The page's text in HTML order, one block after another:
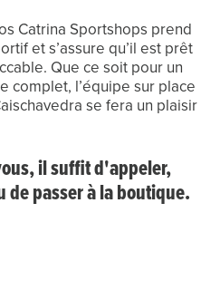
Catrina Sportshops prend
et s’assure qu’il est prêt
Que ce soit pour un
complet, l’équipe sur place
se fera un plaisir
il suffit d'appeler,